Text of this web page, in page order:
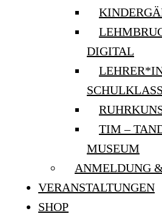
DIGITAL
TIM –
MUSEUM
ANMELDUNG
VERANSTALTUNGEN
SHOP